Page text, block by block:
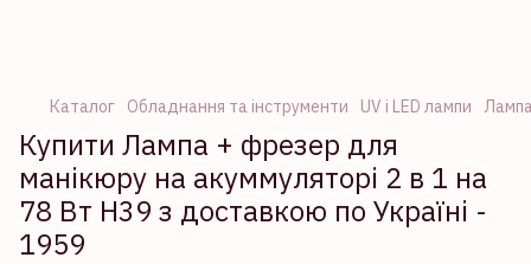
Каталог Обладнання та інструменти UV і LED лампи
Купити Лампа + фрезер для
манікюру на акуммуляторі 2 в 1 на
78 Вт H39 з доставкою по Україні -
1959